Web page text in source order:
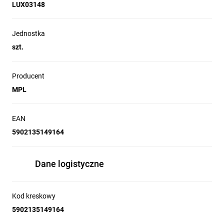
LUX03148
Jednostka
szt.
Producent
MPL
EAN
5902135149164
Dane logistyczne
Kod kreskowy
5902135149164